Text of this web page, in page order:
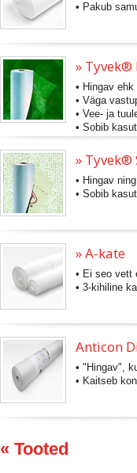
• Pakub
» Tyvek®
• Hingav
• Väga
• Vee- ja
• Sobib
» Tyvek®
• Hingav
• Sobib
» A-kate
• Ei seo vett
• 3-kihiline
Anticon
• "Hingav",
• Kaitseb
« Tooted